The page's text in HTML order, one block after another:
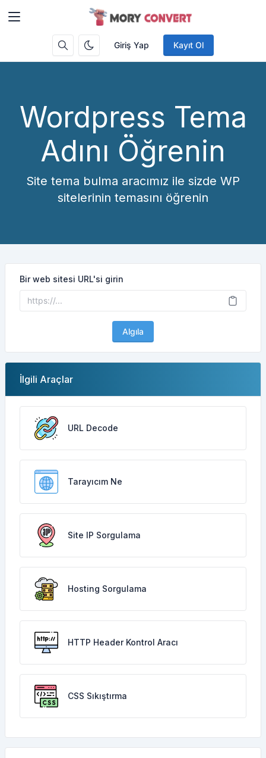
Giriş Yap Kayıt Ol
Wordpress Tema
Adını Öğrenin
Site tema bulma aracımız ile sizde WP
sitelerinin temasını öğrenin
Bir web sitesi URL'si girin
Algıla
İlgili Araçlar
URL Decode
Tarayıcım Ne
Site IP Sorgulama
Hosting Sorgulama
HTTP Header Kontrol Aracı
CSS Sıkıştırma